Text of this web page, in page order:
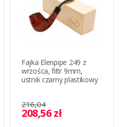
Fajka Elenpipe 249 z
wrzośca, filtr 9mm,
ustnik czarny plastikowy
216,04
208,56 zł